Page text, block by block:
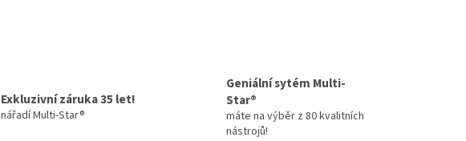
Exkluzivní záruka 35 let!
nářadí Multi-Star®
Geniální sytém Multi-
Star®
máte na výběr z 80 kvalitních
nástrojů!